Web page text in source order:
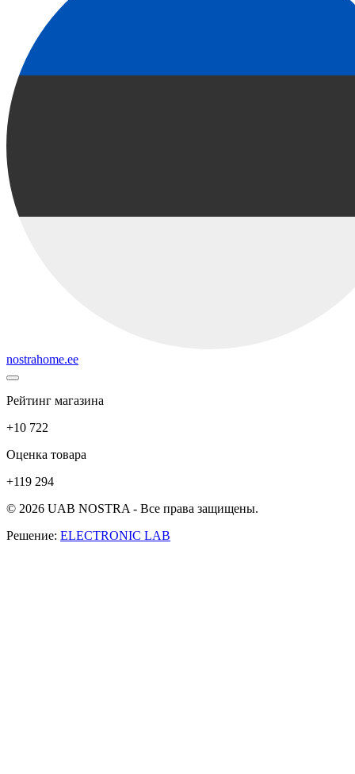
nostrahome.ee
Рейтинг магазина
+10 722
Оценка товара
+119 294
© 2026 UAB NOSTRA - Все права защищены.
Решение: ELECTRONIC LAB